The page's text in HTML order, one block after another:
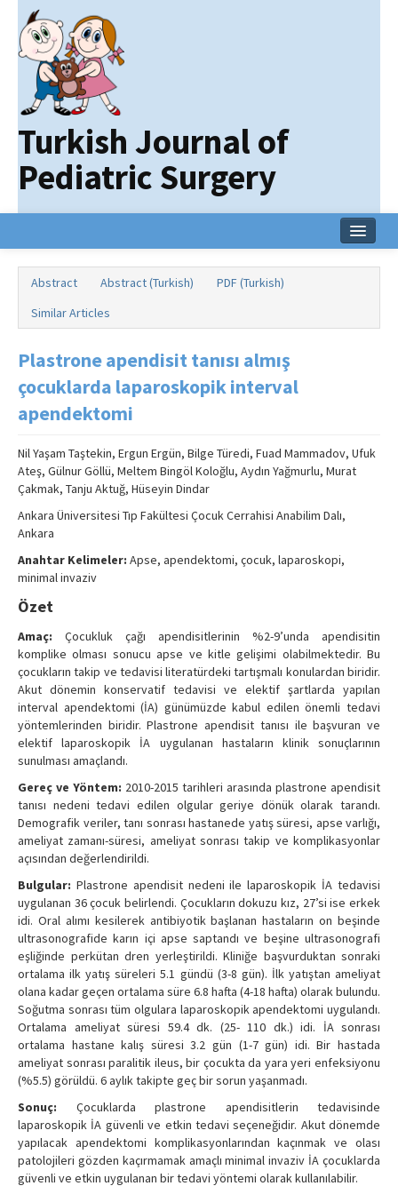
Turkish Journal of
Pediatric Surgery
Online First
Archive
Abstract Abstract (Turkish)
PDF (Turkish)
Similar Articles
Plastrone apendisit tanısı almış
çocuklarda laparoskopik interval
apendektomi
Nil Yaşam Taştekin, Ergun Ergün, Bilge Türedi, Fuad Mammadov, Ufuk
Ateş, Gülnur Göllü, Meltem Bingöl Koloğlu, Aydın Yağmurlu, Murat
Çakmak, Tanju Aktuğ, Hüseyin Dindar
Ankara Üniversitesi Tıp Fakültesi Çocuk Cerrahisi Anabilim Dalı,
Ankara
Anahtar Kelimeler: Apse, apendektomi, çocuk, laparoskopi,
minimal invaziv
Özet
Amaç: Çocukluk çağı apendisitlerinin %2-9’unda apendisitin
komplike olması sonucu apse ve kitle gelişimi olabilmektedir. Bu
çocukların takip ve tedavisi literatürdeki tartışmalı konulardan biridir.
Akut dönemin konservatif tedavisi ve elektif şartlarda yapılan
interval apendektomi (İA) günümüzde kabul edilen önemli tedavi
yöntemlerinden biridir. Plastrone apendisit tanısı ile başvuran ve
elektif laparoskopik İA uygulanan hastaların klinik sonuçlarının
sunulması amaçlandı.
Gereç ve Yöntem: 2010-2015 tarihleri arasında plastrone apendisit
tanısı nedeni tedavi edilen olgular geriye dönük olarak tarandı.
Demografik veriler, tanı sonrası hastanede yatış süresi, apse varlığı,
ameliyat zamanı-süresi, ameliyat sonrası takip ve komplikasyonlar
açısından değerlendirildi.
Bulgular: Plastrone apendisit nedeni ile laparoskopik İA tedavisi
uygulanan 36 çocuk belirlendi. Çocukların dokuzu kız, 27’si ise erkek
idi. Oral alımı kesilerek antibiyotik başlanan hastaların on beşinde
ultrasonografide karın içi apse saptandı ve beşine ultrasonografi
eşliğinde perkütan dren yerleştirildi. Kliniğe başvurduktan sonraki
ortalama ilk yatış süreleri 5.1 gündü (3-8 gün). İlk yatıştan ameliyat
olana kadar geçen ortalama süre 6.8 hafta (4-18 hafta) olarak bulundu.
Soğutma sonrası tüm olgulara laparoskopik apendektomi uygulandı.
Ortalama ameliyat süresi 59.4 dk. (25- 110 dk.) idi. İA sonrası
ortalama hastane kalış süresi 3.2 gün (1-7 gün) idi. Bir hastada
ameliyat sonrası paralitik ileus, bir çocukta da yara yeri enfeksiyonu
(%5.5) görüldü. 6 aylık takipte geç bir sorun yaşanmadı.
Sonuç: Çocuklarda plastrone apendisitlerin tedavisinde
laparoskopik İA güvenli ve etkin tedavi seçeneğidir. Akut dönemde
yapılacak apendektomi komplikasyonlarından kaçınmak ve olası
patolojileri gözden kaçırmamak amaçlı minimal invaziv İA çocuklarda
güvenli ve etkin uygulanan bir tedavi yöntemi olarak kullanılabilir.